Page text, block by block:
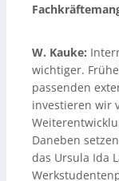
W. Kauke:
wichtiger.
passenden
investieren wir
Daneben
das Ursula Ida